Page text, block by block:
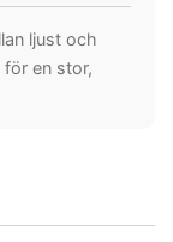
ljust och
en stor,